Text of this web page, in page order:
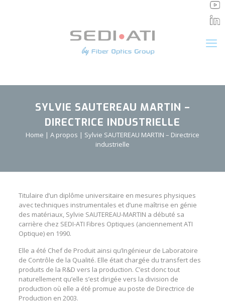
SYLVIE SAUTEREAU MARTIN –
DIRECTRICE INDUSTRIELLE
Home | A propos | Sylvie SAUTEREAU MARTIN – Directrice
industrielle
Titulaire d’un diplôme universitaire en mesures physiques
avec techniques instrumentales et d’une maîtrise en génie
des matériaux, Sylvie SAUTEREAU-MARTIN a débuté sa
carrière chez SEDI-ATI Fibres Optiques (anciennement ATI
Optique) en 1990.
Elle a été Chef de Produit ainsi qu’Ingénieur de Laboratoire
de Contrôle de la Qualité. Elle était chargée du transfert des
produits de la R&D vers la production. C’est donc tout
naturellement qu’elle s’est dirigée vers la division de
production où elle a été promue au poste de Directrice de
Production en 2003.